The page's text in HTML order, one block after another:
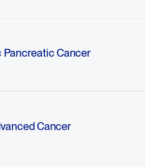
Pancreatic Cancer
pancreatic cancer. One group of
will receive botensilimab and
Cancer